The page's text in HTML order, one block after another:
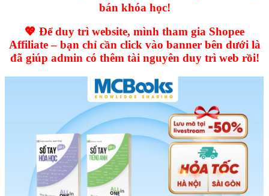
bán khóa học!
💖 Để duy trì website, mình tham gia Shopee
Affiliate – bạn chỉ cần click vào banner bên dưới là
đã giúp admin có thêm tài nguyên duy trì web rồi!